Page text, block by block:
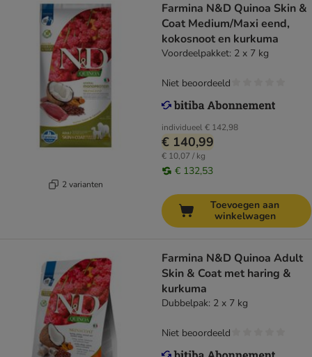
2 varianten
Farmina N&D Quinoa Skin &
Coat Medium/Maxi eend,
kokosnoot en kurkuma
Voordeelpakket: 2 x 7 kg
individueel€ 142,98
€ 140,99
€ 10,07 / kg
€ 132,53
Niet beoordeeld
Toevoegen aan
winkelwagen
Farmina N&D Quinoa Adult
Skin & Coat met haring &
kurkuma
Dubbelpak: 2 x 7 kg
Niet beoordeeld